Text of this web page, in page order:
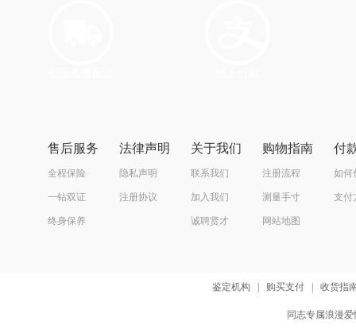
售后服务
全程保险
一钻双证
终身保养
法律声明
隐私声明
注册协议
关于我们
联系我们
加入我们
诚聘贤才
购物指南
注册流程
测量手寸
网站地图
付
如何
支付
鉴定机构 购买支付 收货指
同志专属浪漫